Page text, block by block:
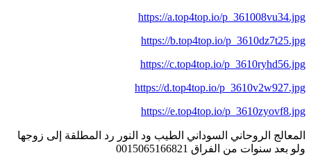
https://a.top4top.io/p_361008vu34.jpg
https://b.top4top.io/p_3610dz7t25.jpg
https://c.top4top.io/p_3610ryhd56.jpg
https://d.top4top.io/p_3610v2w927.jpg
https://e.top4top.io/p_3610zyovf8.jpg
المعالج الروحاني السوداني الطيب ود النور رد المطلقة إلى زوجها
ولو بعد سنوات من الفراق 0015065166821